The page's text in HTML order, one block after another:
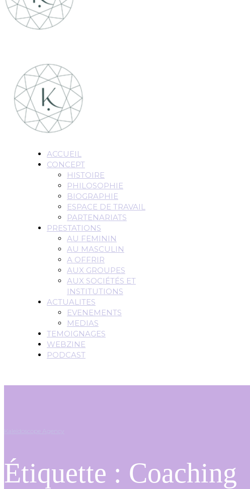
ACCUEIL
CONCEPT
HISTOIRE
PHILOSOPHIE
BIOGRAPHIE
ESPACE DE TRAVAIL
PARTENARIATS
PRESTATIONS
AU FEMININ
AU MASCULIN
A OFFRIR
AUX GROUPES
AUX SOCIÉTÉS ET
INSTITUTIONS
ACTUALITES
EVENEMENTS
MEDIAS
TEMOIGNAGES
WEBZINE
PODCAST
Étiquette : Coaching